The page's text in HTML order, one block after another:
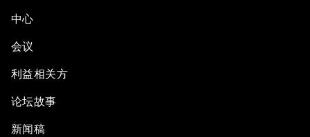
中心
会议
利益相关方
论坛故事
新闻稿